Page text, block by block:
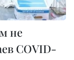
не
COVID-